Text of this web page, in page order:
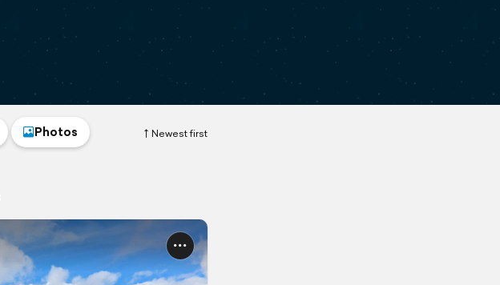
Newest first
Photos